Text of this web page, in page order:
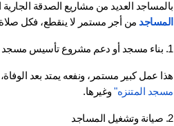
بالمساجد العديد من مشاريع الصدقة
المساجد من أجر مستمر لا ينقطع، فكل
1. بناء مسجد أو دعم مشروع تأسيس مسجد
هذا عمل كبير مستمر، ونفعه يمتد بعد
مسجد المتنزه" وغيرها.
2. صيانة وتشغيل المساجد